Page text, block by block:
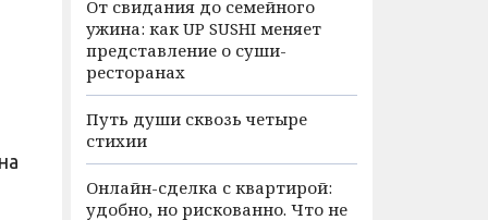
От свидания до семейного
ужина: как UP SUSHI меняет
представление о суши-
ресторанах
Путь души сквозь четыре
стихии
Онлайн-сделка с квартирой:
удобно, но рискованно. Что не